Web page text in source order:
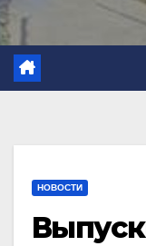
НОВОСТИ